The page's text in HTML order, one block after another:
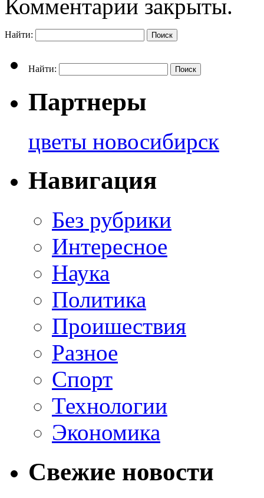
Комментарии закрыты.
Найти:
Найти:
Партнеры
цветы новосибирск
Навигация
Без рубрики
Интересное
Наука
Политика
Проишествия
Разное
Спорт
Технологии
Экономика
Свежие новости